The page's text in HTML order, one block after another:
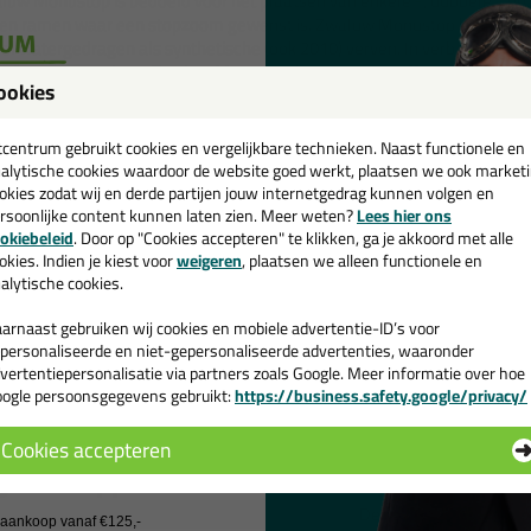
ramen waar een stopzoom gewenst is. Zwaluw Monustop
watergedragen als synthetische (ook 2010) verven. In verband
een test te doen. Zwaluw Monustop bevat geen stoffen die de
aantasten.
ondergronden voor de Zwaluw
Zwaluw Monustop heeft een uitstekende hechting op alle (in deze
hierbij aan glas, hout, beton, staal en nog meer! Benieuwd naar
bij de productspecificaties.
van de Zwaluw Monustop
Uitstekend en snel overschilderbaar met de meeste watergedragen
Blijvend elastisch
Krimp en blaasvrij
Hoge mechanische weerstand
Isocyanaat, oplosmiddel en siliconenvrij
Zwaluw Monustop 600ml
Den Braven
gebruikt cookies en vergelijkbare technieken. Naast functionele en
cookies waardoor de website goed werkt, plaatsen we ook
zodat wij en derde partijen jouw internetgedrag kunnen volgen en
content kunnen laten zien. Meer weten?Lees hier ons
. Door op "Cookies accepteren" te klikken, ga je akkoord met alle
Indien je kiest voorweigeren, plaatsen we alleen functionele en
cookies.
gebruiken wij cookies en mobiele advertentie-ID’s voor
en niet-gepersonaliseerde advertenties, waaronder
via partners zoals Google. Meer informatie over hoe
persoonsgegevens gebruikt:https://business.safety.google/privacy/
Cookies accepteren
💚
en ontvang een
€35,-bij je eerste bestelling!
de actiecode ›
geen cadeau
vanaf €125,-